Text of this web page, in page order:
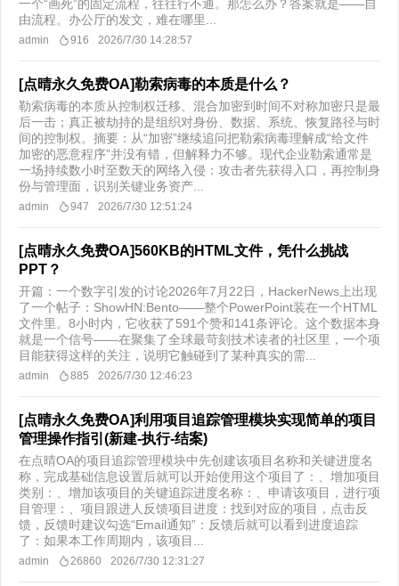
一个“画死”的固定流程，往往行不通。那怎么办？答案就是——自
由流程。办公厅的发文，难在哪里...
admin 916 2026/7/30 14:28:57
[点晴永久免费OA]勒索病毒的本质是什么？
勒索病毒的本质从控制权迁移、混合加密到时间不对称加密只是最
后一击；真正被劫持的是组织对身份、数据、系统、恢复路径与时
间的控制权。摘要：从“加密”继续追问把勒索病毒理解成“给文件
加密的恶意程序”并没有错，但解释力不够。现代企业勒索通常是
一场持续数小时至数天的网络入侵：攻击者先获得入口，再控制身
份与管理面，识别关键业务资产...
admin 947 2026/7/30 12:51:24
[点晴永久免费OA]560KB的HTML文件，凭什么挑战
PPT？
开篇：一个数字引发的讨论2026年7月22日，HackerNews上出现
了一个帖子：ShowHN:Bento——整个PowerPoint装在一个HTML
文件里。8小时内，它收获了591个赞和141条评论。这个数据本身
就是一个信号——在聚集了全球最苛刻技术读者的社区里，一个项
目能获得这样的关注，说明它触碰到了某种真实的需...
admin 885 2026/7/30 12:46:23
[点晴永久免费OA]利用项目追踪管理模块实现简单的项目
管理操作指引(新建-执行-结案)
在点晴OA的项目追踪管理模块中先创建该项目名称和关键进度名
称，完成基础信息设置后就可以开始使用这个项目了：、增加项目
类别：、增加该项目的关键追踪进度名称：、申请该项目，进行项
目管理：、项目跟进人反馈项目进度：找到对应的项目，点击反
馈，反馈时建议勾选“Email通知”：反馈后就可以看到进度追踪
了：如果本工作周期内，该项目...
admin 26860 2026/7/30 12:31:27